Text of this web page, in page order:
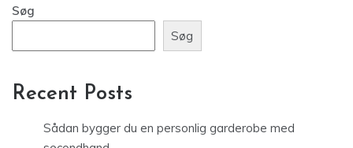
Søg
Søg
Recent Posts
Sådan bygger du en personlig garderobe med